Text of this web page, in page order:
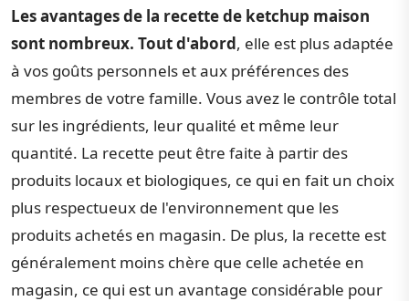
Les avantages de la recette de ketchup maison
sont nombreux. Tout d'abord, elle est plus adaptée
à vos goûts personnels et aux préférences des
membres de votre famille. Vous avez le contrôle total
sur les ingrédients, leur qualité et même leur
quantité. La recette peut être faite à partir des
produits locaux et biologiques, ce qui en fait un choix
plus respectueux de l'environnement que les
produits achetés en magasin. De plus, la recette est
généralement moins chère que celle achetée en
magasin, ce qui est un avantage considérable pour